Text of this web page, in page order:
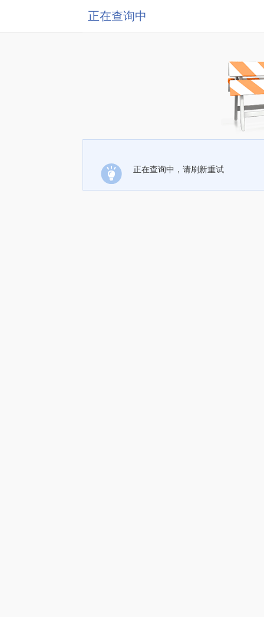
正在查询中
正在查询中，请刷新重试